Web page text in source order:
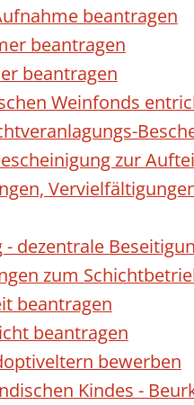
beantragen
beantragen
beantragen
Weinfonds
zur
dezentrale
zum
beantragen
beantragen
bewerben
Kindes -